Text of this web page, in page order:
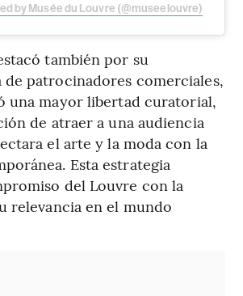
by Musée du Louvre (@museelouvre)
también por su
patrocinadores comerciales,
una mayor libertad curatorial,
de atraer a una audiencia
el arte y la moda con la
Esta estrategia
del Louvre con la
relevancia en el mundo